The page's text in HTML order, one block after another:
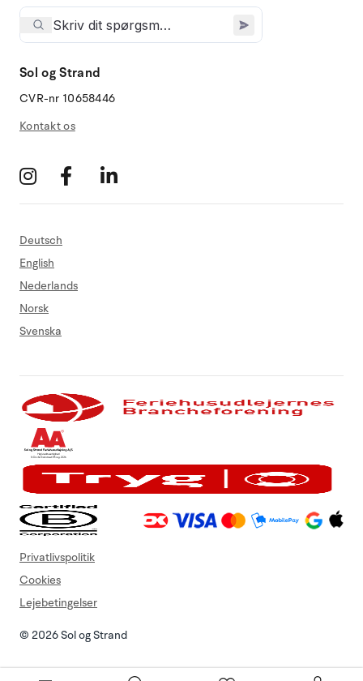
Sol og Strand
CVR-nr 10658446
Kontakt os
Deutsch
English
Nederlands
Norsk
Svenska
© 2026 Sol og Strand
Privatlivspolitik
Cookies
Lejebetingelser